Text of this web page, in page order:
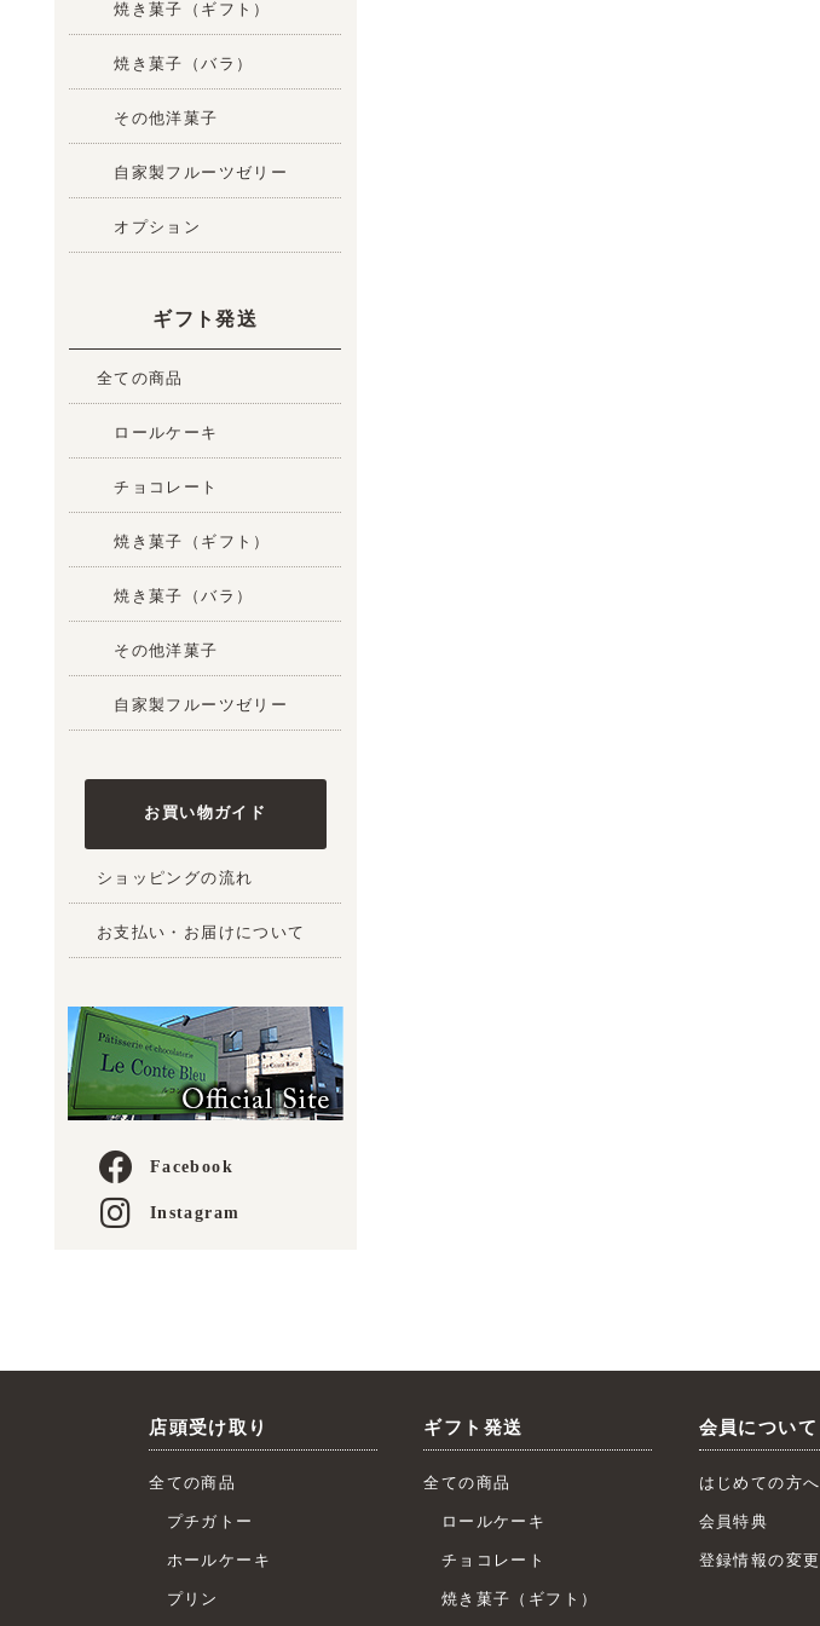
焼き菓子（ギフト）
焼き菓子（バラ）
その他洋菓子
自家製フルーツゼリー
オプション
ギフト発送
全ての商品
ロールケーキ
チョコレート
焼き菓子（ギフト）
焼き菓子（バラ）
その他洋菓子
自家製フルーツゼリー
お買い物ガイド
ショッピングの流れ
お支払い・お届けについて
Facebook
Instagram
店頭受け取り
全ての商品
プチガトー
ホールケーキ
プリン
ギフト発送
全ての商品
ロールケーキ
チョコレート
焼き菓子（ギフト）
会員について
はじめての方へ
会員特典
登録情報の変更